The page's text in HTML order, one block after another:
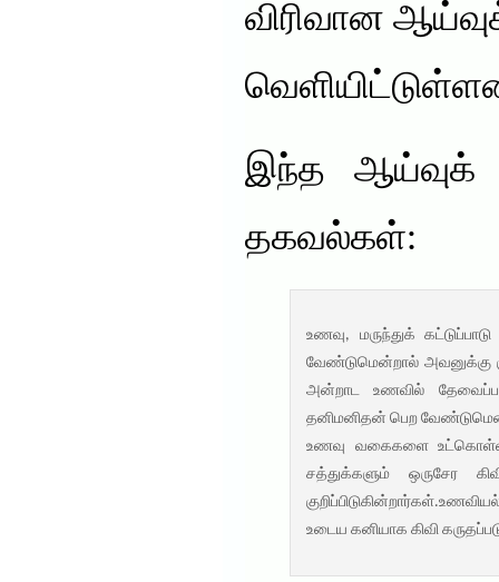
விரிவான
இந்த ஆய்வுக்
தகவல்கள்:
உணவு, மருந்துக்
வேண்டுமென்றால் அவனுக்கு
அன்றாட உணவில்
தனிமனிதன் பெற
உணவு வகைகளை
சத்துக்களும் ஒருசேர
உடைய கனியாக கிவி